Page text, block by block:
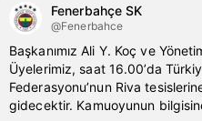
Fenerbahçe SK
@Fenerbahce
Başkanımız Ali Y. Koç ve
Üyelerimiz, saat 16.00’da
Federasyonu’nun Riva
gidecektir. Kamuoyunun